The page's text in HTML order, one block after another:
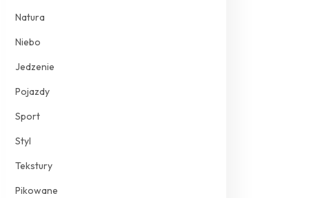
Natura
Niebo
Jedzenie
Pojazdy
Sport
Styl
Tekstury
Pikowane